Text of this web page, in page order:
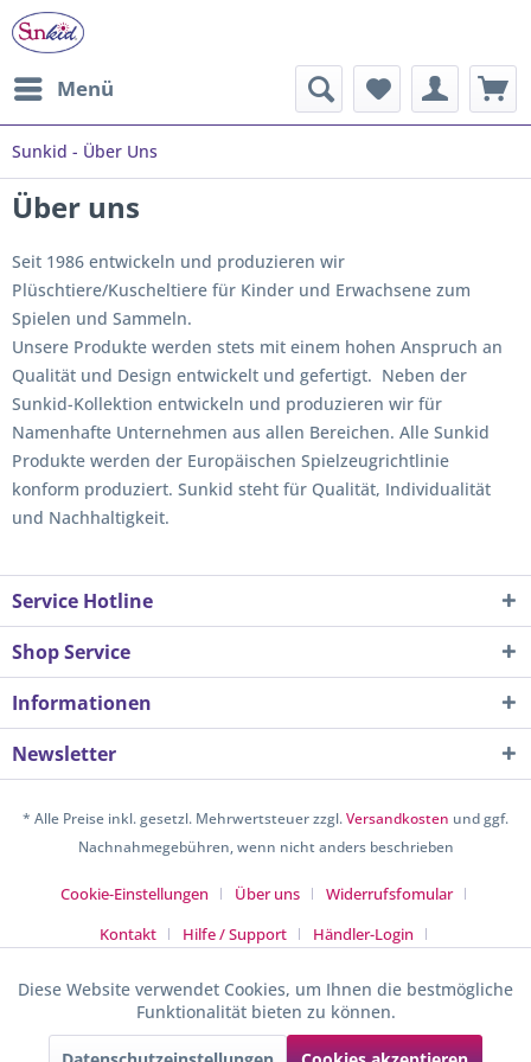
Menü
Sunkid - Über Uns
Über uns
Seit 1986 entwickeln und produzieren wir
Plüschtiere/Kuscheltiere für Kinder und Erwachsene zum
Spielen und Sammeln.
Unsere Produkte werden stets mit einem hohen Anspruch an
Qualität und Design entwickelt und gefertigt. Neben der
Sunkid-Kollektion entwickeln und produzieren wir für
Namenhafte Unternehmen aus allen Bereichen. Alle Sunkid
Produkte werden der Europäischen Spielzeugrichtlinie
konform produziert. Sunkid steht für Qualität, Individualität
und Nachhaltigkeit.
Service Hotline
Shop Service
Informationen
Newsletter
* Alle Preise inkl. gesetzl. Mehrwertsteuer zzgl.Versandkosten und ggf.
Nachnahmegebühren, wenn nicht anders beschrieben
Cookie-Einstellungen Über uns
Widerrufsfomular
Kontakt
Hilfe / Support
Händler-Login
Datenschutz
Entsorgung & Umwelt
Impressum
Sunkid GmbH
Funktionale Aktiv
Diese Website verwendet Cookies, um Ihnen die bestmögliche
Funktionalität bieten zu können.